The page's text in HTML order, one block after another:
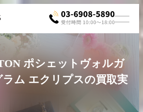
ポシェットヴォルガ
ム エクリプスの買取実